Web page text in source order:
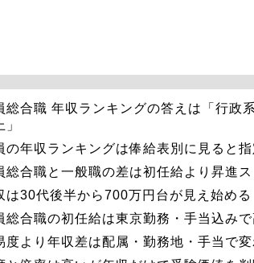
総合職 年収ランキングの答えは「行政
の年収ランキングは俸給表別に見ると
総合職と一般職の差は初任給より昇進
は30代後半から700万円台が見え始める
総合職の初任給は東京勤務・手当込み
度より年収差は配属・勤務地・手当で